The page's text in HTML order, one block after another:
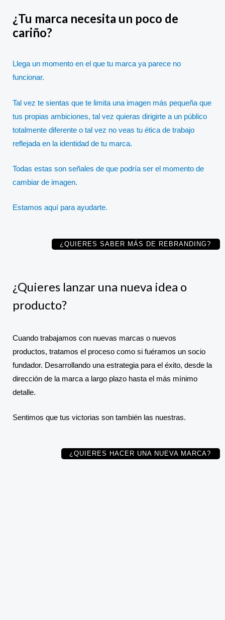
¿Tu marca necesita un poco de
cariño?
Llega un momento en el que tu marca ya parece no
funcionar.
Tal vez te sientas que te limita una imagen más pequeña que
tus propias ambiciones, tal vez quieras dirigirte a un público
totalmente diferente o tal vez no veas tu ética de trabajo
reflejada en la identidad de tu marca.
Todas estas son señales de que podría ser el momento de
cambiar de imagen.
Estamos aquí para ayudarte.
¿QUIERES SABER MÁS DE REBRANDING?
¿Quieres lanzar una nueva idea o
producto?
Cuando trabajamos con nuevas marcas o nuevos
productos, tratamos el proceso como si fuéramos un socio
fundador. Desarrollando una estrategia para el éxito, desde la
dirección de la marca a largo plazo hasta el más mínimo
detalle.
Sentimos que tus victorias son también las nuestras.
¿QUIERES HACER UNA NUEVA MARCA?